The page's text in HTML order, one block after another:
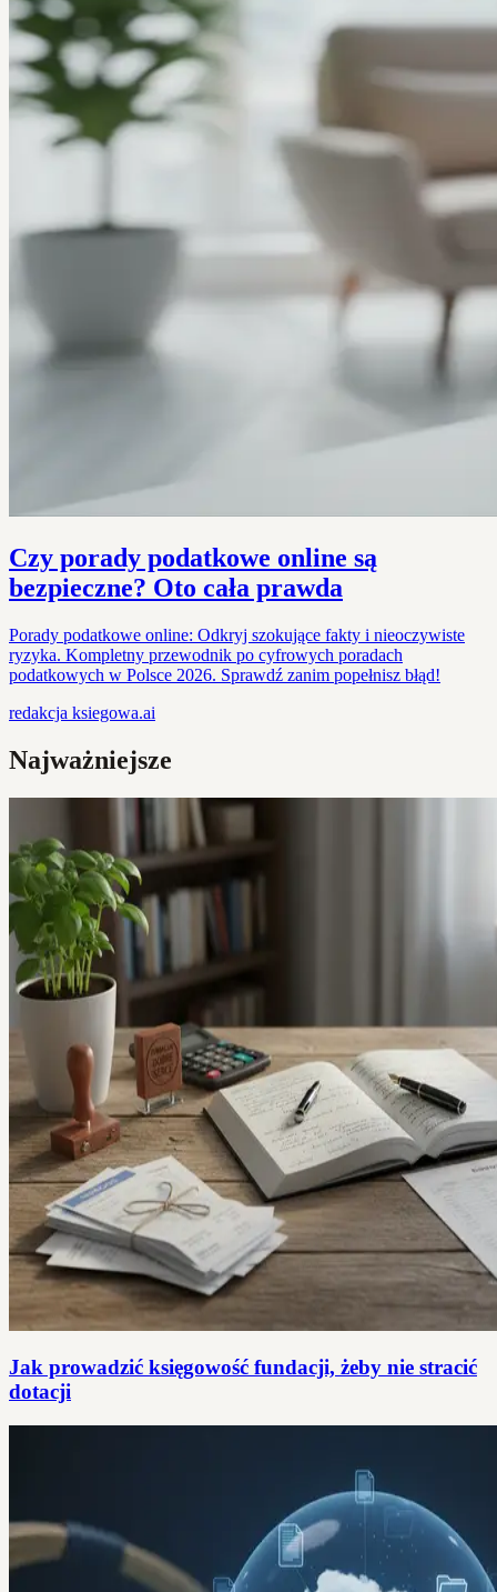
Czy porady podatkowe online są
bezpieczne? Oto cała prawda
Porady podatkowe online: Odkryj szokujące fakty i nieoczywiste
ryzyka. Kompletny przewodnik po cyfrowych poradach
podatkowych w Polsce 2026. Sprawdź zanim popełnisz błąd!
redakcja ksiegowa.ai
Najważniejsze
Jak prowadzić księgowość fundacji, żeby nie stracić
dotacji